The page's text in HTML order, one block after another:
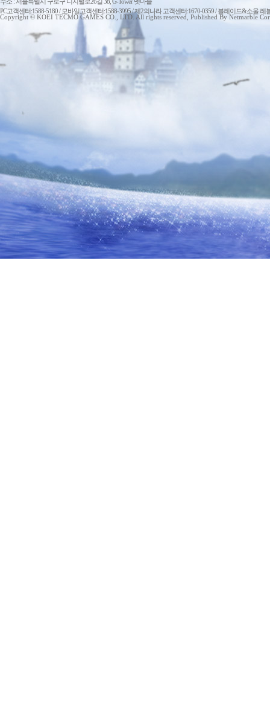
PC고객센터:1588-5180 / 모바일고객센터:1588-3995 / 제2의나라 고객센터:1670-0359 / 블레이드&소울
Copyright © KOEI TECMO GAMES CO., LTD. All rights reserved, Published By Netmarble